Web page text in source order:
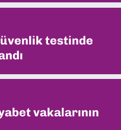
testinde
vakalarının